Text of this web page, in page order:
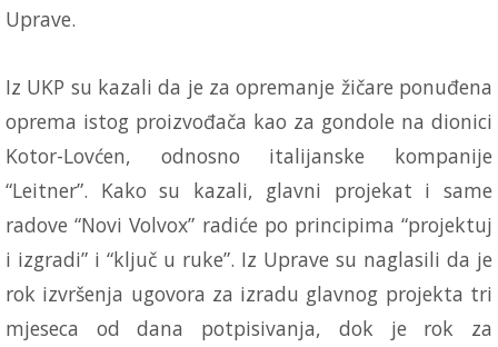
Uprave.
Iz UKP su kazali da je za opremanje žičare ponuđena
oprema istog proizvođača kao za gondole na dionici
Kotor-Lovćen, odnosno italijanske kompanije
“Leitner”. Kako su kazali, glavni projekat i same
radove “Novi Volvox” radiće po principima “projektuj
i izgradi” i “ključ u ruke”. Iz Uprave su naglasili da je
rok izvršenja ugovora za izradu glavnog projekta tri
mjeseca od dana potpisivanja, dok je rok za